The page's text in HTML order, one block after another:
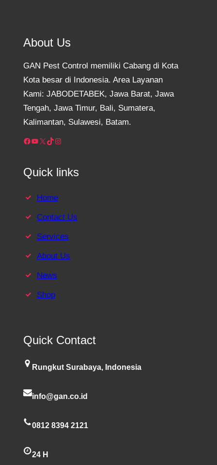
About Us
GAN Pest Control memiliki Cabang di Kota
Kota besar di Indonesia. Area Layanan
Kami: JABODETABEK, Jawa Barat, Jawa
Tengah, Jawa Timur, Bali, Sumatera,
Kalimantan, Sulawesi, Batam.
Facebook YouTube X TikTok Instagram
Quick links
Home
Contact Us
Services
About Us
News
Shop
Quick Contact
Rungkut Surabaya, Indonesia
info@gan.co.id
0812 8394 2121
24 H